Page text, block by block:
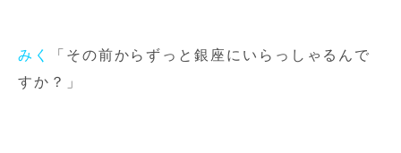
みく
「その前からずっと銀座にいらっしゃるんで
すか？」